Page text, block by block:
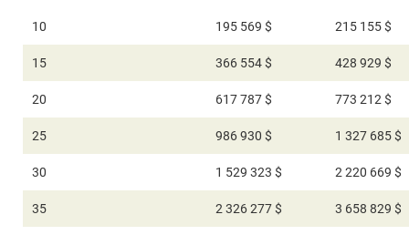
10 195 569 $ 215 155 $
15 366 554 $ 428 929 $
20 617 787 $ 773 212 $
25 986 930 $ 1 327 685 $
30 1 529 323 $ 2 220 669 $
35 2 326 277 $ 3 658 829 $